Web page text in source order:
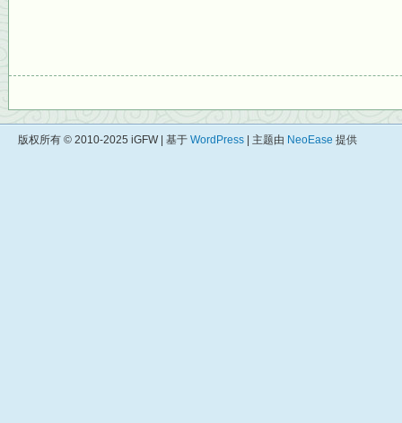
版权所有 © 2010-2025 iGFW | 基于 WordPress | 主题由 NeoEase 提供